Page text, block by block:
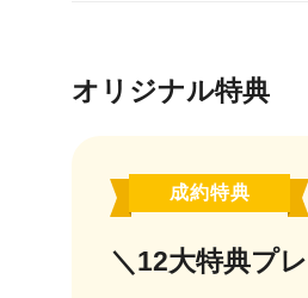
オリジナル特典
成約特典
＼12大特典プ